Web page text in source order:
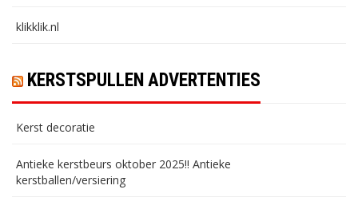
klikklik.nl
KERSTSPULLEN ADVERTENTIES
Kerst decoratie
Antieke kerstbeurs oktober 2025!! Antieke
kerstballen/versiering